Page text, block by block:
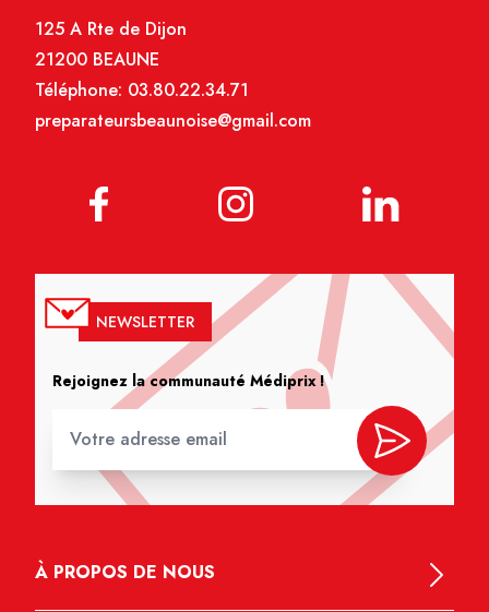
125 A Rte de Dijon
21200 BEAUNE
Téléphone: 03.80.22.34.71
preparateursbeaunoise@gmail.com
NEWSLETTER
Rejoignez la communauté Médiprix !
À PROPOS DE NOUS